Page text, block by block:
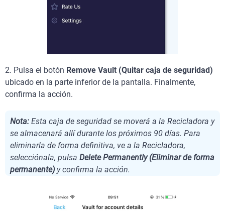
2. Pulsa el botón Remove Vault (Quitar caja de seguridad)
ubicado en la parte inferior de la pantalla. Finalmente,
confirma la acción.
Nota: Esta caja de seguridad se moverá a la Recicladora y
se almacenará allí durante los próximos 90 días. Para
eliminarla de forma definitiva, ve a la Recicladora,
selecciónala, pulsa Delete Permanently (Eliminar de forma
permanente) y confirma la acción.